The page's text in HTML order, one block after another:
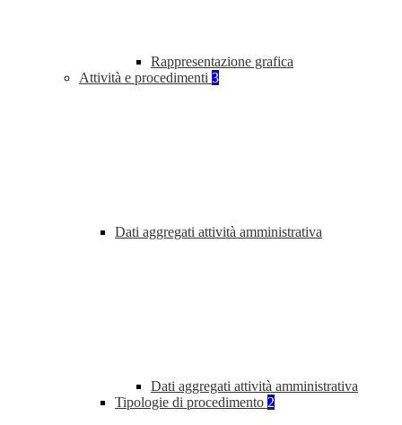
Rappresentazione grafica
Attività e procedimenti 3
Dati aggregati attività amministrativa
Dati aggregati attività amministrativa
Tipologie di procedimento 2